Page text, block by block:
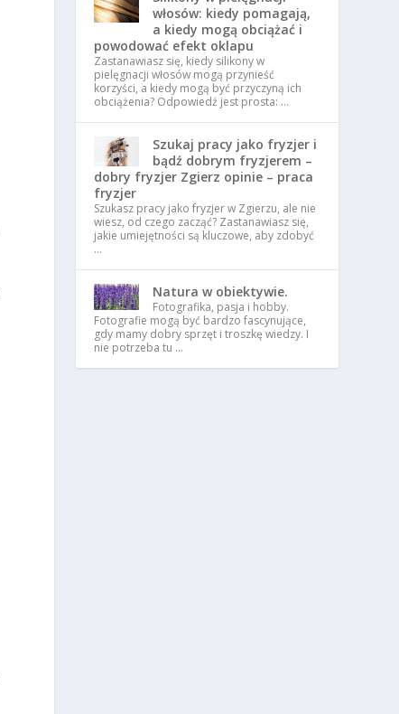
włosów: kiedy pomagają,
a kiedy mogą obciążać i
powodować efekt oklapu
Zastanawiasz się, kiedy silikony w
pielęgnacji włosów mogą przynieść
korzyści, a kiedy mogą być przyczyną ich
obciążenia? Odpowiedź jest prosta: …
Szukaj pracy jako fryzjer i
bądź dobrym fryzjerem –
dobry fryzjer Zgierz opinie – praca
fryzjer
Szukasz pracy jako fryzjer w Zgierzu, ale nie
wiesz, od czego zacząć? Zastanawiasz się,
jakie umiejętności są kluczowe, aby zdobyć
…
Natura w obiektywie.
Fotografika, pasja i hobby.
Fotografie mogą być bardzo fascynujące,
gdy mamy dobry sprzęt i troszkę wiedzy. I
nie potrzeba tu …